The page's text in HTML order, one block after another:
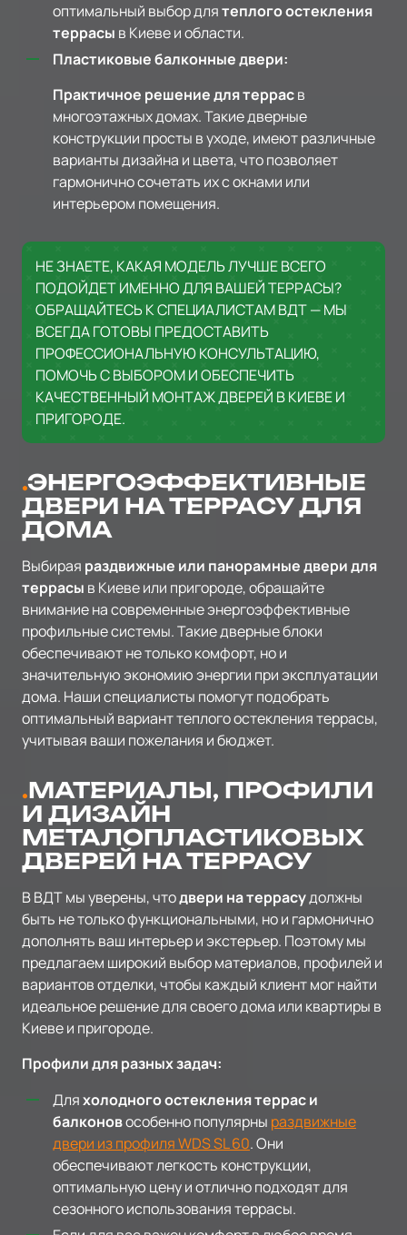
оптимальный выбор длятеплого остекления
террасы в Киеве и области.
Пластиковые балконные двери:
Практичное решение для террасв
многоэтажных домах. Такие дверные
конструкции просты в уходе, имеют различные
варианты дизайна и цвета, что позволяет
гармонично сочетать их с окнами или
интерьером помещения.
НЕ ЗНАЕТЕ, КАКАЯ МОДЕЛЬ ЛУЧШЕ ВСЕГО
ПОДОЙДЕТ ИМЕННО ДЛЯ ВАШЕЙ ТЕРРАСЫ?
ОБРАЩАЙТЕСЬ К СПЕЦИАЛИСТАМ ВДТ — МЫ
ВСЕГДА ГОТОВЫ ПРЕДОСТАВИТЬ
ПРОФЕССИОНАЛЬНУЮ КОНСУЛЬТАЦИЮ,
ПОМОЧЬ С ВЫБОРОМ И ОБЕСПЕЧИТЬ
КАЧЕСТВЕННЫЙ МОНТАЖ ДВЕРЕЙ В КИЕВЕ И
ПРИГОРОДЕ.
ЭНЕРГОЭФФЕКТИВНЫЕ
ДВЕРИ НА ТЕРРАСУ ДЛЯ
ДОМА
Выбирая раздвижные или панорамные двери для
террасы в Киеве или пригороде, обращайте
внимание на современные энергоэффективные
профильные системы. Такие дверные блоки
обеспечивают не только комфорт, но и
значительную экономию энергии при эксплуатации
дома. Наши специалисты помогут подобрать
оптимальный вариант теплого остекления террасы,
учитывая ваши пожелания и бюджет.
МАТЕРИАЛЫ, ПРОФИЛИ
И ДИЗАЙН
МЕТАЛОПЛАСТИКОВЫХ
ДВЕРЕЙ НА ТЕРРАСУ
В ВДТ мы уверены, чтодвери на террасудолжны
быть не только функциональными, но и гармонично
дополнять ваш интерьер и экстерьер. Поэтому мы
предлагаем широкий выбор материалов, профилей и
вариантов отделки, чтобы каждый клиент мог найти
идеальное решение для своего дома или квартиры в
Киеве и пригороде.
Профили для разных задач:
Дляхолодного остекления террас и
балконовособенно популярны раздвижные
двери из профиля WDS SL 60. Они
обеспечивают легкость конструкции,
оптимальную цену и отлично подходят для
сезонного использования террасы.